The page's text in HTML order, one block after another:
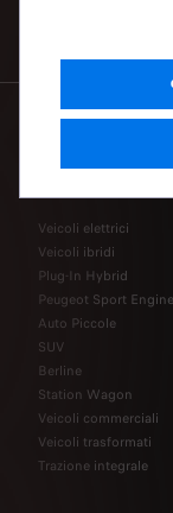
LA NOSTRA
Veicoli elettrici
Veicoli ibridi
Plug-In Hybrid
Peugeot Sport
Auto Piccole
SUV
Berline
Station Wagon
Veicoli commerciali
Veicoli trasformati
Trazione integrale